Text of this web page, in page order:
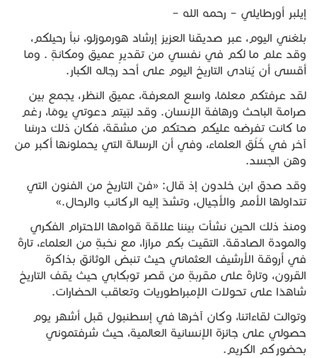
إيلبر أورطايلي – رحمه الله –
بلغني اليوم، عبر صديقنا العزيز إرشاد هورموزلو، نبأ رحيلكم،
وقد علم ما لكم في نفسي من تقديرٍ عميق ومكانةٍ . وما
أقسى أن يُنادى التاريخ اليوم على أحد رجاله الكبار.
لقد عرفتكم معلمًا، واسع المعرفة، عميق النظر، يجمع بين
صرامة الباحث ورهافة الإنسان. وقد لبّيتم دعوتي يومًا، رغم
ما كانت تفرضه عليكم صحتكم من مشقة، فكان ذلك درسًا
آخر في خُلُق العلماء، وفي أن الرسالة التي يحملونها أكبر من
وهن الجسد.
وقد صدق ابن خلدون إذ قال: «فنّ التاريخ من الفنون التي
تتداولها الأمم والأجيال، وتشدّ إليه الركائب والرحال.»
ومنذ ذلك الحين نشأت بيننا علاقة قوامها الاحترام الفكري
والمودة الصادقة. التقيت بكم مرارًا، مع نخبةٍ من العلماء، تارةً
في أروقة الأرشيف العثماني حيث تنبض الوثائق بذاكرة
القرون، وتارةً على مقربةٍ من قصر توبكابي حيث يقف التاريخ
شاهدًا على تحولات الإمبراطوريات وتعاقب الحضارات.
وتوالت لقاءاتنا، وكان آخرها في إسطنبول قبل أشهر يوم
حصولي على جائزة الإنسانية العالمية، حيث شرفتموني
بحضوركم الكريم.